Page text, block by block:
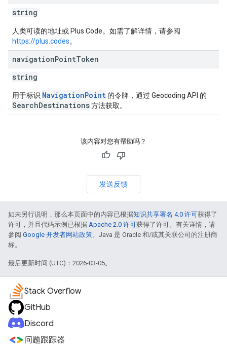
string
人类可读的地址或 Plus Code。如需了解详情，请参阅
https://plus.codes。
navigationPointToken
string
用于标识 NavigationPoint 的令牌，通过 Geocoding API 的
SearchDestinations方法获取。
该内容对您有帮助吗？
发送反馈
如未另行说明，那么本页面中的内容已根据知识共享署名 4.0 许可获得了
许可，并且代码示例已根据 Apache 2.0 许可获得了许可。有关详情，请
参阅 Google 开发者网站政策。Java 是 Oracle 和/或其关联公司的注册商
标。
最后更新时间 (UTC)：2026-03-05。
Stack Overflow
GitHub
Discord
问题跟踪器